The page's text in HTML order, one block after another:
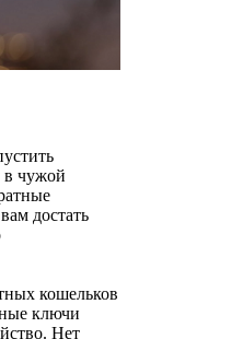
в чужой
достать
кошельков
ключи
Нет